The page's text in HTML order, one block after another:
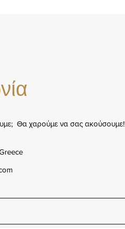
Θα χαρούμε να σας ακούσουμε!